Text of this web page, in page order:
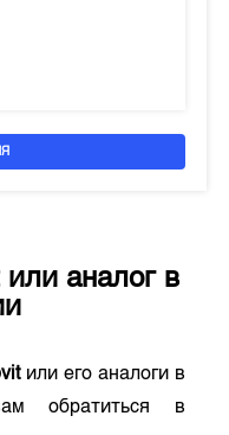
или аналог в
или его аналоги в
обратиться в